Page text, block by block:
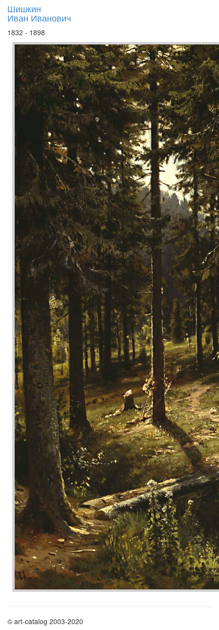
Шишкин
Иван Иванович
1832 - 1898
© art-catalog 2003-2020